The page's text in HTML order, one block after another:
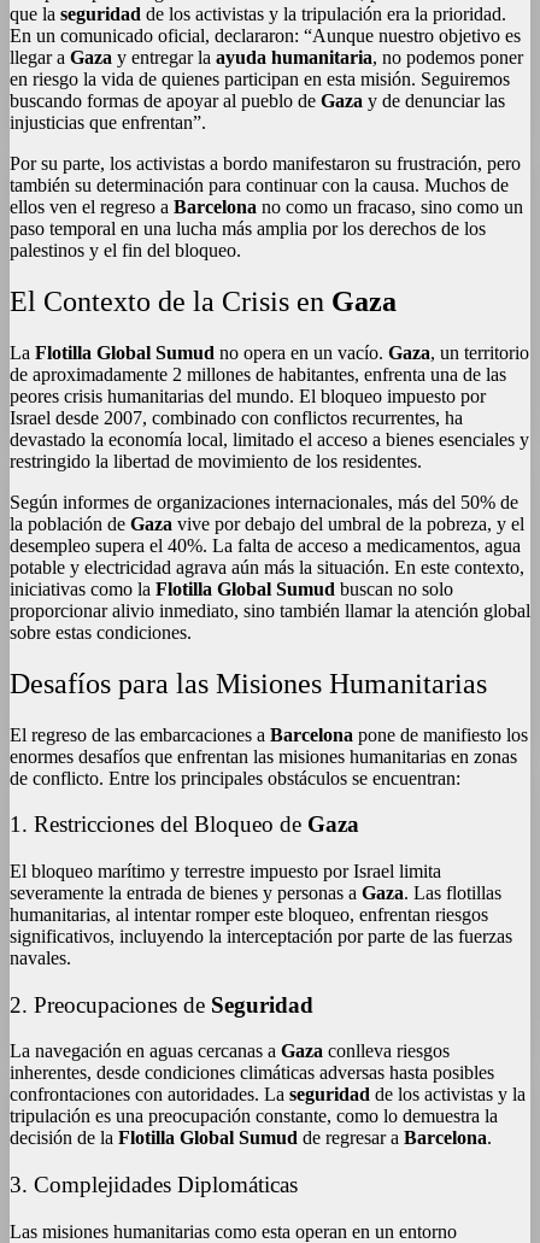
que la seguridad de los activistas y la tripulación era la prioridad.
En un comunicado oficial, declararon: “Aunque nuestro objetivo es
llegar a Gaza y entregar la ayuda humanitaria, no podemos poner
en riesgo la vida de quienes participan en esta misión. Seguiremos
buscando formas de apoyar al pueblo de Gaza y de denunciar las
injusticias que enfrentan”.
Por su parte, los activistas a bordo manifestaron su frustración, pero
también su determinación para continuar con la causa. Muchos de
ellos ven el regreso a Barcelona no como un fracaso, sino como un
paso temporal en una lucha más amplia por los derechos de los
palestinos y el fin del bloqueo.
El Contexto de la Crisis en Gaza
La Flotilla Global Sumud no opera en un vacío. Gaza, un territorio
de aproximadamente 2 millones de habitantes, enfrenta una de las
peores crisis humanitarias del mundo. El bloqueo impuesto por
Israel desde 2007, combinado con conflictos recurrentes, ha
devastado la economía local, limitado el acceso a bienes esenciales y
restringido la libertad de movimiento de los residentes.
Según informes de organizaciones internacionales, más del 50% de
la población de Gaza vive por debajo del umbral de la pobreza, y el
desempleo supera el 40%. La falta de acceso a medicamentos, agua
potable y electricidad agrava aún más la situación. En este contexto,
iniciativas como la Flotilla Global Sumud buscan no solo
proporcionar alivio inmediato, sino también llamar la atención global
sobre estas condiciones.
Desafíos para las Misiones Humanitarias
El regreso de las embarcaciones a Barcelona pone de manifiesto los
enormes desafíos que enfrentan las misiones humanitarias en zonas
de conflicto. Entre los principales obstáculos se encuentran:
1. Restricciones del Bloqueo de Gaza
El bloqueo marítimo y terrestre impuesto por Israel limita
severamente la entrada de bienes y personas a Gaza. Las flotillas
humanitarias, al intentar romper este bloqueo, enfrentan riesgos
significativos, incluyendo la interceptación por parte de las fuerzas
navales.
2. Preocupaciones de Seguridad
La navegación en aguas cercanas a Gaza conlleva riesgos
inherentes, desde condiciones climáticas adversas hasta posibles
confrontaciones con autoridades. La seguridad de los activistas y la
tripulación es una preocupación constante, como lo demuestra la
decisión de la Flotilla Global Sumud de regresar a Barcelona.
3. Complejidades Diplomáticas
Las misiones humanitarias como esta operan en un entorno